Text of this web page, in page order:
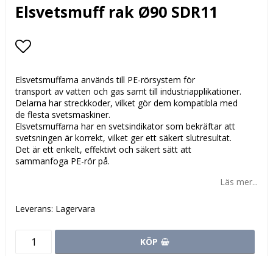
Elsvetsmuff rak Ø90 SDR11
Elsvetsmuffarna används till PE-rörsystem för
transport av vatten och gas samt till industriapplikationer.
Delarna har streckkoder, vilket gör dem kompatibla med
de flesta svetsmaskiner.
Elsvetsmuffarna har en svetsindikator som bekräftar att
svetsningen är korrekt, vilket ger ett säkert slutresultat.
Det är ett enkelt, effektivt och säkert sätt att
sammanfoga PE-rör på.
Läs mer...
Leverans: Lagervara
KÖP